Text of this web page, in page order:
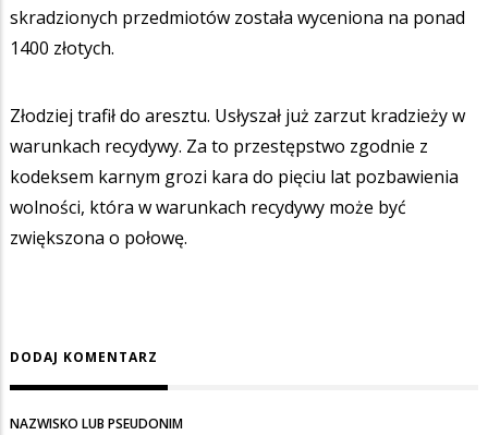
skradzionych przedmiotów została wyceniona na ponad
1400 złotych.
Złodziej trafił do aresztu. Usłyszał już zarzut kradzieży w
warunkach recydywy. Za to przestępstwo zgodnie z
kodeksem karnym grozi kara do pięciu lat pozbawienia
wolności, która w warunkach recydywy może być
zwiększona o połowę.
DODAJ KOMENTARZ
NAZWISKO LUB PSEUDONIM